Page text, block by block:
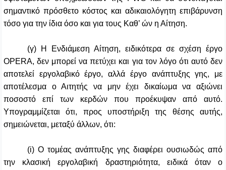
σημαντικό πρόσθετο κόστος και αδικαιολόγητη επιβάρυνση
τόσο για την ίδια όσο και για τους Καθ’ ών η Αίτηση.
(γ) Η Ενδιάμεση Αίτηση, ειδικότερα σε σχέση έργο
OPERA, δεν μπορεί να πετύχει και για τον λόγο ότι αυτό δεν
αποτελεί εργολαβικό έργο, αλλά έργο ανάπτυξης γης, με
αποτέλεσμα ο Αιτητής να μην έχει δικαίωμα να αξιώνει
ποσοστό επί των κερδών που προέκυψαν από αυτό.
Υπογραμμίζεται ότι, προς υποστήριξη της θέσης αυτής,
σημειώνεται, μεταξύ άλλων, ότι:
(i)O τομέας ανάπτυξης γης διαφέρει ουσιωδώς από
την κλασική εργολαβική δραστηριότητα, ειδικά όταν ο